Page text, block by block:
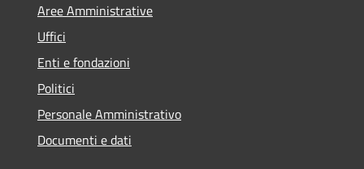
Aree Amministrative
Uffici
Enti e fondazioni
Politici
Personale Amministrativo
Documenti e dati